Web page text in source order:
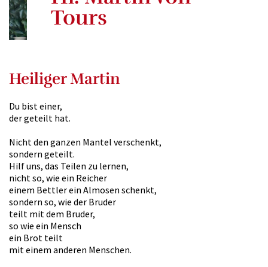
Tours
Heiliger Martin
Du bist einer,
der geteilt hat.
Nicht den ganzen Mantel verschenkt,
sondern geteilt.
Hilf uns, das Teilen zu lernen,
nicht so, wie ein Reicher
einem Bettler ein Almosen schenkt,
sondern so, wie der Bruder
teilt mit dem Bruder,
so wie ein Mensch
ein Brot teilt
mit einem anderen Menschen.